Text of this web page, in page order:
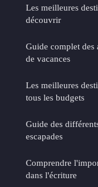
Les meilleures
découvrir
Guide complet des
de vacances
Les meilleures
tous les budgets
Guide des
escapades
Comprendre
dans l'écriture